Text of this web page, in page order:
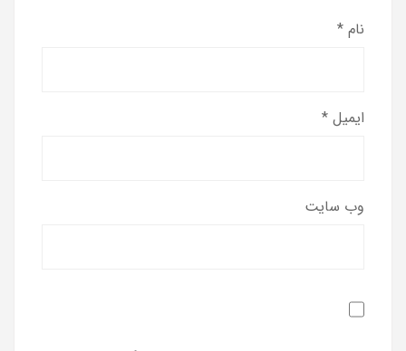
نام *
ایمیل *
وب‌ سایت